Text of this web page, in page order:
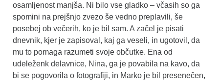
osamljenost manjša. Ni bilo vse gladko – včasih so ga
spomini na prejšnjo zvezo še vedno preplavili, še
posebej ob večerih, ko je bil sam. A začel je pisati
dnevnik, kjer je zapisoval, kaj ga veseli, in ugotovil, da
mu to pomaga razumeti svoje občutke. Ena od
udeleženk delavnice, Nina, ga je povabila na kavo, da
bi se pogovorila o fotografiji, in Marko je bil presenečen,